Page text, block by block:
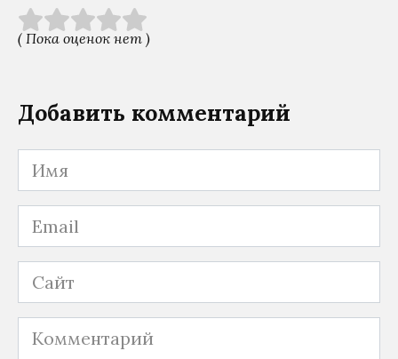
( Пока оценок нет )
Добавить комментарий
Имя
Email
Сайт
Комментарий